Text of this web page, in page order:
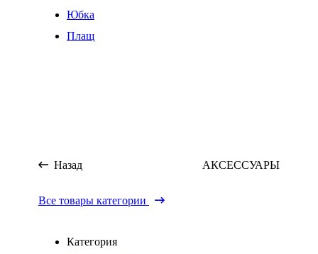
Юбка
Плащ
Назад АКСЕССУАРЫ
Все товары категории
Категория